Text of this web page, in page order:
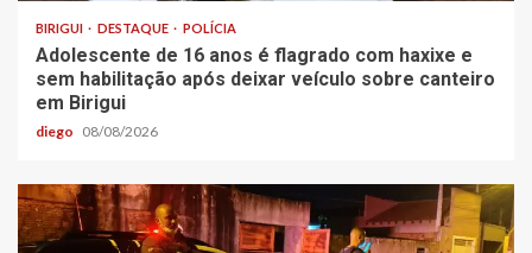
BIRIGUI DESTAQUE POLÍCIA
Adolescente de 16 anos é flagrado com haxixe e
sem habilitação após deixar veículo sobre canteiro
em Birigui
diego 08/08/2026